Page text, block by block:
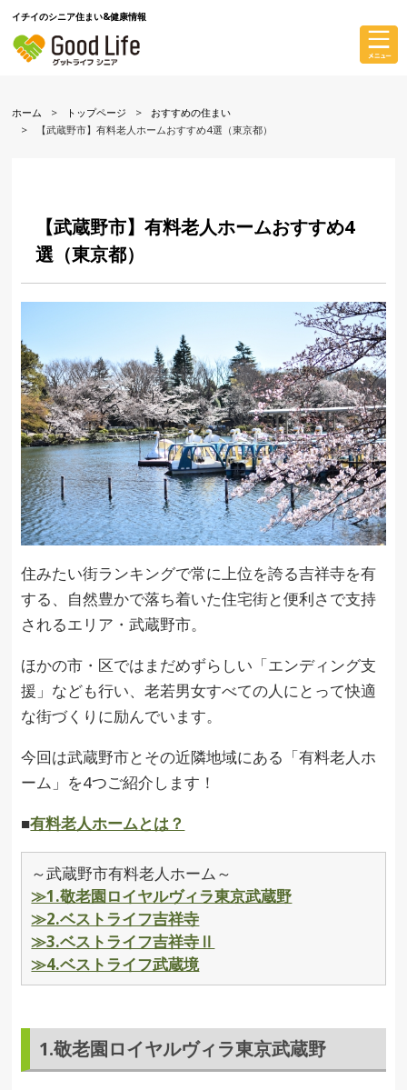
イチイのシニア住まい&健康情報
ホーム トップページ
おすすめの住まい
【武蔵野市】有料老人ホームおすすめ4選（東京都）
【武蔵野市】有料老人ホームおすすめ4
選（東京都）
住みたい街ランキングで常に上位を誇る吉祥寺を有
する、自然豊かで落ち着いた住宅街と便利さで支持
されるエリア・武蔵野市。
ほかの市・区ではまだめずらしい「エンディング支
援」なども行い、老若男女すべての人にとって快適
な街づくりに励んでいます。
今回は武蔵野市とその近隣地域にある「有料老人ホ
ーム」を4つご紹介します！
■有料老人ホームとは？
～武蔵野市有料老人ホーム～
≫1.敬老園ロイヤルヴィラ東京武蔵野
≫2.ベストライフ吉祥寺
≫3.ベストライフ吉祥寺Ⅱ
≫4.ベストライフ武蔵境
1.敬老園ロイヤルヴィラ東京武蔵野